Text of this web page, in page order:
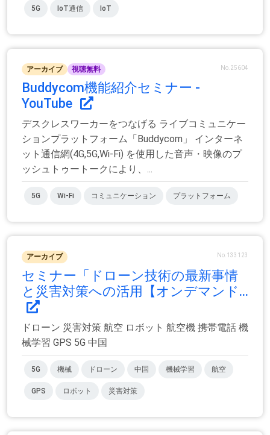
5G IoT通信 IoT
アーカイブ 視聴無料 No.25604
Buddycom機能紹介セミナー -
YouTube
デスクレスワーカーをつなげる ライブコミュニケー
ションプラットフォーム「Buddycom」 インターネ
ット通信網(4G,5G,Wi-Fi) を使用した音声・映像のプ
ッシュトゥートークにより、...
5G Wi-Fi コミュニケーション プラットフォーム
アーカイブ No.133123
セミナー「ドローン技術の最新事情
と災害対策への活用【オンデマンド...
ドローン 災害対策 航空 ロボット 航空機 携帯電話 機
械学習 GPS 5G 中国
5G 機械 ドローン 中国 機械学習 航空
GPS ロボット 災害対策